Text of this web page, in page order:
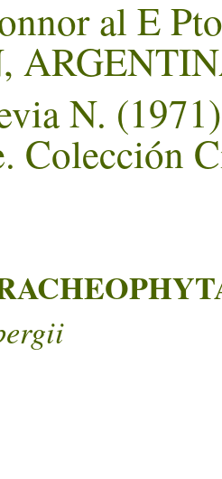
al E
N.
Colección